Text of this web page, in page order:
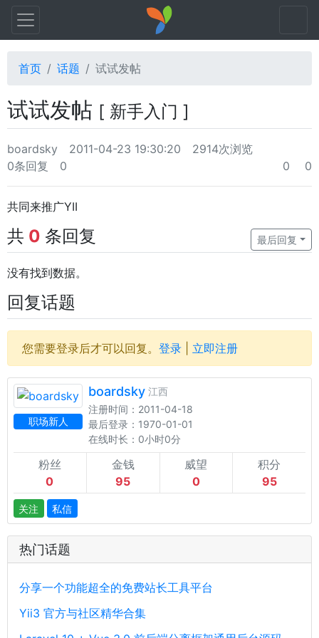
首页 话题 试试发帖
试试发帖 [ 新手入门 ]
boardsky 2011-04-23 19:30:20
2914次浏览
0条回复
0 0 0
共同来推广YII
共 0 条回复 最后回复
没有找到数据。
回复话题
您需要登录后才可以回复。 登录 立即注册
职场新人
boardsky 江西
注册时间：2011-04-18
最后登录：1970-01-01
在线时长：0小时0分
粉丝
0
金钱
95
威望
0
积分
95
关注 私信
热门话题
分享一个功能超全的免费站长工具平台
Yii3 官方与社区精华合集